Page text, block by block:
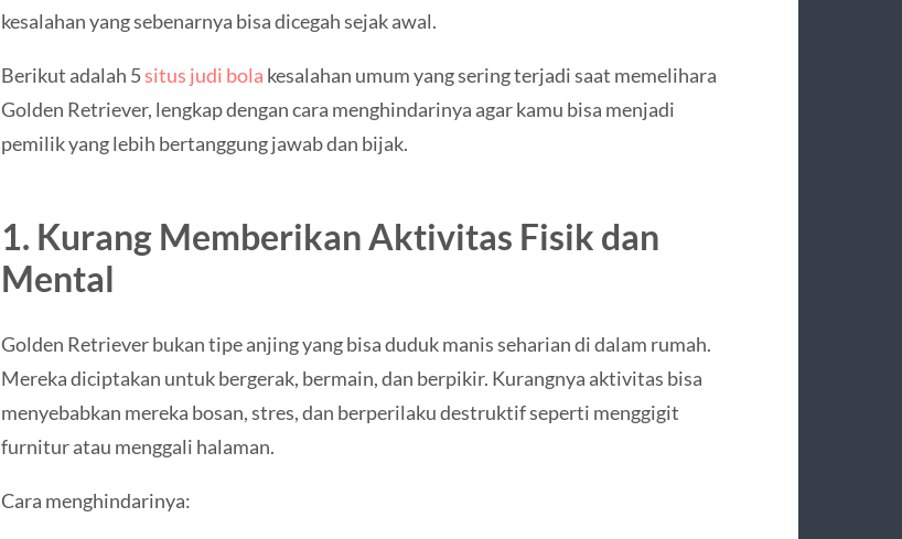
kesalahan yang sebenarnya bisa dicegah sejak awal.
Berikut adalah 5situs judi bola kesalahan umum yang sering terjadi saat memelihara
Golden Retriever, lengkap dengan cara menghindarinya agar kamu bisa menjadi
pemilik yang lebih bertanggung jawab dan bijak.
1. Kurang Memberikan Aktivitas Fisik dan
Mental
Golden Retriever bukan tipe anjing yang bisa duduk manis seharian di dalam rumah.
Mereka diciptakan untuk bergerak, bermain, dan berpikir. Kurangnya aktivitas bisa
menyebabkan mereka bosan, stres, dan berperilaku destruktif seperti menggigit
furnitur atau menggali halaman.
Cara menghindarinya: